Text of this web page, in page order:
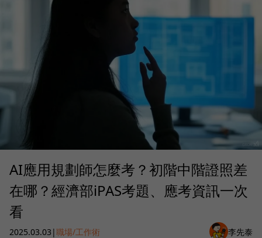
AI應用規劃師怎麼考？初階中階證照差
在哪？經濟部iPAS考題、應考資訊一次
看
2025.03.03 |職場/工作術 李先泰